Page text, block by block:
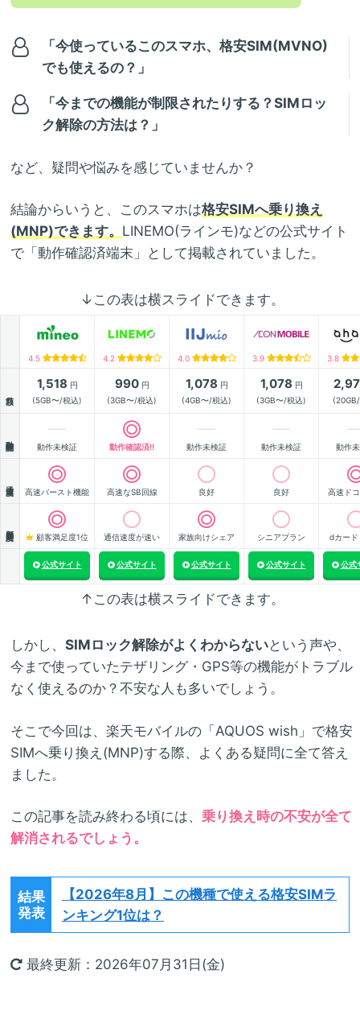
「今使っているこのスマホ、格安SIM(MVNO)
でも使えるの？」
「今までの機能が制限されたりする？SIMロッ
ク解除の方法は？」
など、疑問や悩みを感じていませんか？
結論からいうと、このスマホは格安SIMへ乗り換え
(MNP)できます。 LINEMO(ラインモ)などの公式サイト
で「動作確認済端末」として掲載されていました。
↓この表は横スライドできます。
4.5 4.2 4.0 3.9 3.8
1,518 円
(5GB〜/税込)
990円
(3GB〜/税込)
1,078 円
(4GB〜/税込)
1,078 円
(3GB〜/税込)
動作未検証 動作確認済!! 動作未検証 動作未検証 動作
高速バースト機能 高速なSB回線 良好 良好 高速ド
顧客満足度1位 通信速度が速い 家族向けシェア シニアプラン dカード
公式サイト 公式サイト 公式サイト 公式サイト 公式
↑この表は横スライドできます。
しかし、 SIMロック解除がよくわからないという声や、
今まで使っていたテザリング・GPS等の機能がトラブル
なく使えるのか？不安な人も多いでしょう。
そこで今回は、楽天モバイルの「AQUOS wish」で格安
SIMへ乗り換え(MNP)する際、よくある疑問に全て答え
ました。
この記事を読み終わる頃には、 乗り換え時の不安が全て
解消されるでしょう。
結果
発表
【2026年8月】 この機種で使える格安SIMラ
ンキング1位は？
最終更新：2026年07月31日(金)